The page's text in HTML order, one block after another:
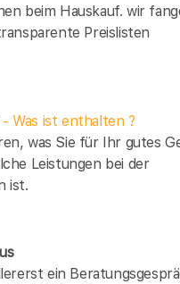
beim Hauskauf. wir
Preislisten
Was ist enthalten ?
was Sie für Ihr gutes
Leistungen bei der
ist.
ein